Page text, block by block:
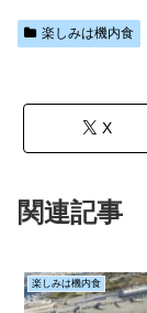
楽しみは機内食
X
関連記事
楽しみは機内食